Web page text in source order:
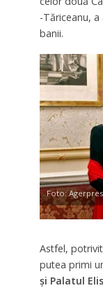
-Tăriceanu, a
banii.
Foto:
Astfel,
putea primi
şi Palatul